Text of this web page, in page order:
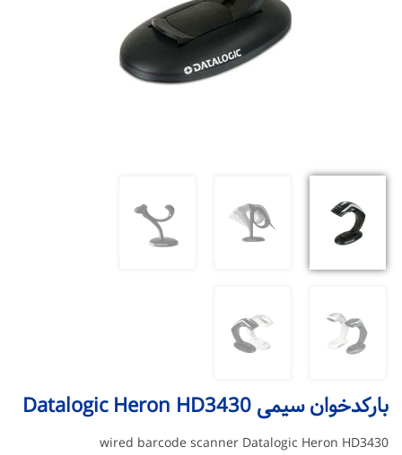
بارکدخوان سیمی Datalogic Heron HD3430
wired barcode scanner Datalogic Heron HD3430